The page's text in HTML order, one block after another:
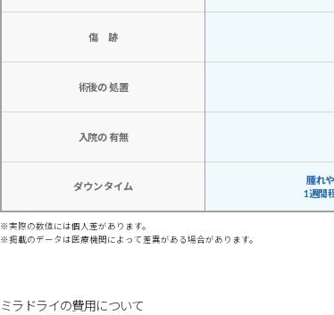
傷 跡
術後の処置
入院の 有無
ダウンタイム
腫れ
1週間
※実際の数値には個人差があります。
※掲載のデータは医療機関によって差異がある場合があります。
ミラドライの費用について